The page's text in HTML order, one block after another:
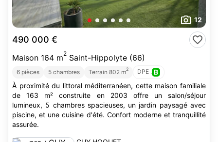
12
490 000 €
Maison 164 m2 Saint-Hippolyte (66)
6 pièces 5 chambres Terrain 802 m2 DPE : B
À proximité du littoral méditerranéen, cette maison familiale
de 163 m² construite en 2003 offre un salon/séjour
lumineux, 5 chambres spacieuses, un jardin paysagé avec
piscine, et une cuisine d'été. Confort moderne et tranquillité
assurée.